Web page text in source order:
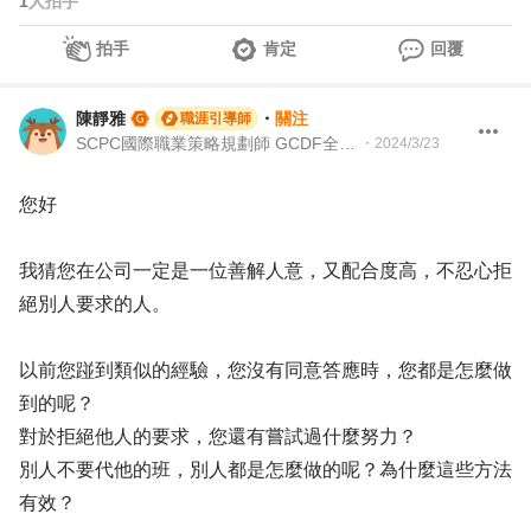
拍手 肯定 回覆
陳靜雅 職涯引導師 ・ 關注
・ 2024/3/23
您好
我猜您在公司一定是一位善解人意，又配合度高，不忍心拒
絕別人要求的人。
以前您踫到類似的經驗，您沒有同意答應時，您都是怎麼做
到的呢？
對於拒絕他人的要求，您還有嘗試過什麼努力？
別人不要代他的班，別人都是怎麼做的呢？為什麼這些方法
有效？